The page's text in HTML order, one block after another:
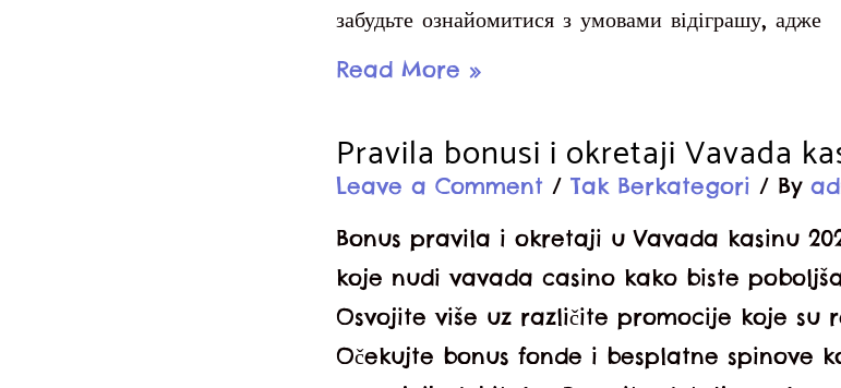
забудьте ознайомитися з умовами відіграшу, адже
Vavada
на
спорт
огляд
бонусів
і
можливостей
Read More »
Pravila bonusi i okretaji Vavada
Leave a Comment / Tak Berkategori / By
Bonus pravila i okretaji u Vavada kasinu
koje nudi vavada casino kako biste
Osvojite više uz različite promocije koje su
Očekujte bonus fonde i besplatne spinove